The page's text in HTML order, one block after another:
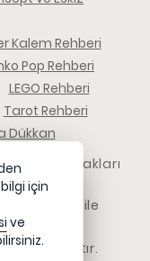
Kalem Rehberi
Pop Rehberi
LEGO Rehberi
Tarot Rehberi
Dükkan
- Tüm hakları
sertifikası ile
bilgi için
ve